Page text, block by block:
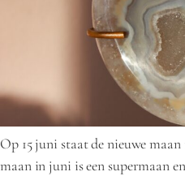
Op 15 juni staat de nieuwe
maan in juni is een supermaan